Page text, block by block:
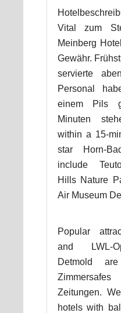
Vital zum
Meinberg
Gewähr.
servierte
Personal
einem Pils
Minuten
within a 15-
star Horn-
include
Hills Nature
Air Museum
Popular
and LWL-
Detmold
Zeitungen.
hotels with